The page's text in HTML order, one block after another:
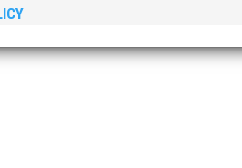
slutar som klubbchef i MAI. Peters
Bästa medlemmar i MAI,